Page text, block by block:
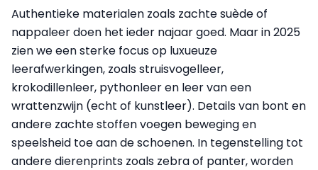
Authentieke materialen zoals zachte suède of
nappaleer doen het ieder najaar goed. Maar in 2025
zien we een sterke focus op luxueuze
leerafwerkingen, zoals struisvogelleer,
krokodillenleer, pythonleer en leer van een
wrattenzwijn (echt of kunstleer). Details van bont en
andere zachte stoffen voegen beweging en
speelsheid toe aan de schoenen. In tegenstelling tot
andere dierenprints zoals zebra of panter, worden